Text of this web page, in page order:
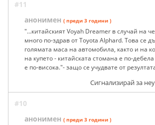
#11
анонимен ( преди 3 години )
"...китайският Voyah Dreamer в случай на
много по-здрав от Toyota Alphard. Това се
голямата маса на автомобила, както и на
на купето - китайската стомана е по-
е по-висока."- защо се учудвате от
Сигнализирай за
#10
анонимен ( преди 3 години )